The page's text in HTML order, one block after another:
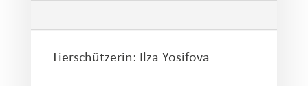
Tierschützerin: Ilza Yosifova